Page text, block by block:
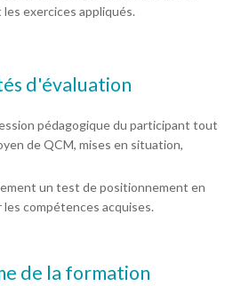
exercices appliqués.
d'évaluation
pédagogique du participant tout
de QCM, mises en situation,
un test de positionnement en
compétences acquises.
de la formation